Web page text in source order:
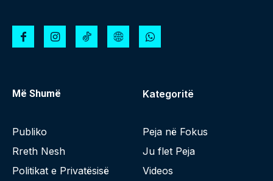
Më Shumë
Publiko
Rreth Nesh
Politikat e Privatësisë
Kategoritë
Peja në Fokus
Ju flet Peja
Videos